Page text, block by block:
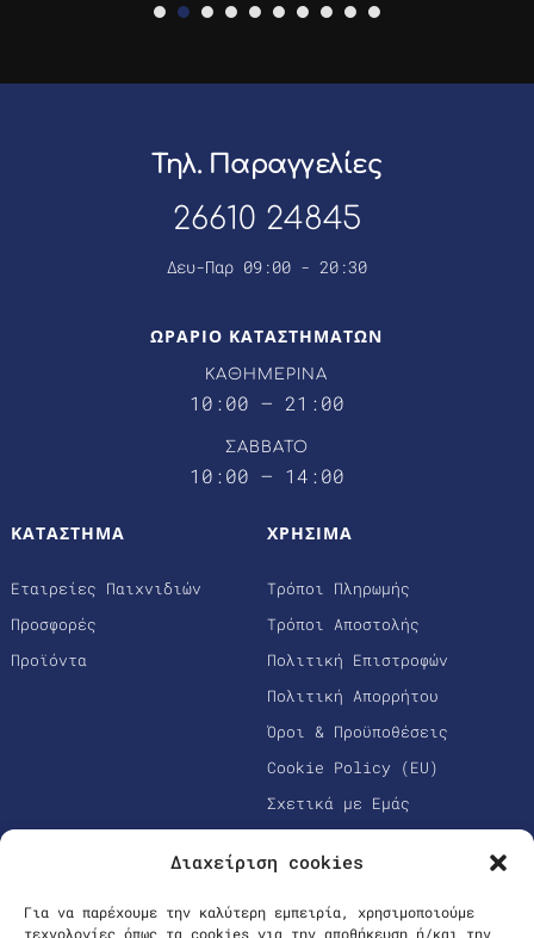
Διαχείριση cookies
Για να παρέχουμε την καλύτερη εμπειρία, χρησιμοποιούμε
τεχνολογίες όπως τα cookies για την αποθήκευση ή/και την
Τηλ. Παραγγελίες
26610 24845
Δευ-Παρ 09:00 - 20:30
ΩΡΑΡΙΟ ΚΑΤΑΣΤΗΜΑΤΩΝ
ΚΑΘΗΜΕΡΙΝΑ
10:00 – 21:00
ΣΑΒΒΑΤΟ
10:00 – 14:00
ΚΑΤΑΣΤΗΜΑ
Εταιρείες Παιχνιδιών
Προσφορές
Προϊόντα
ΧΡΗΣΙΜΑ
Τρόποι Πληρωμής
Τρόποι Αποστολής
Πολιτική Επιστροφών
Πολιτική Απορρήτου
Όροι & Προϋποθέσεις
Cookie Policy (EU)
Σχετικά με Εμάς